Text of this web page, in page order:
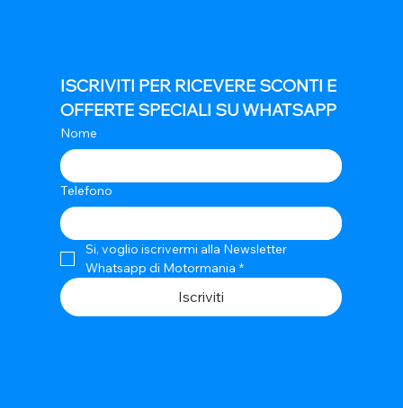
ISCRIVITI PER RICEVERE SCONTI E
OFFERTE SPECIALI SU WHATSAPP
Nome
Telefono
Si, voglio iscrivermi alla Newsletter
Whatsapp di Motormania *
Iscriviti